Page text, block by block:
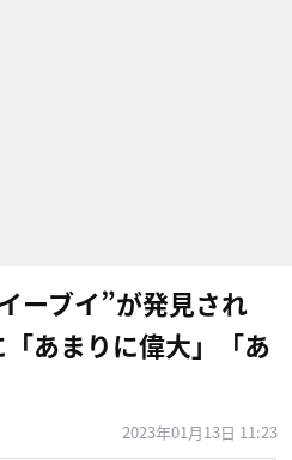
ーブイ”が発見され
あまりに偉大」「あ
2023年01月13日 11:23